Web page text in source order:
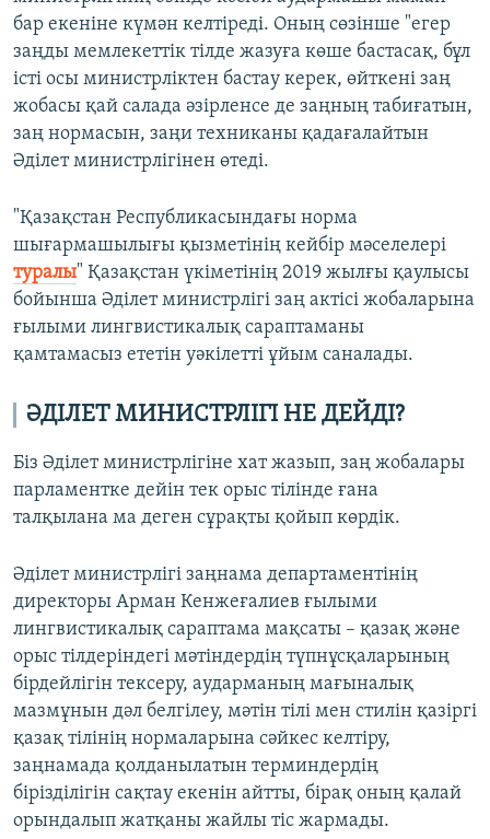
бар екеніне күмән келтіреді. Оның сөзінше "егер
заңды мемлекеттік тілде жазуға көше бастасақ, бұл
істі осы министрліктен бастау керек, өйткені заң
жобасы қай салада әзірленсе де заңның табиғатын,
заң нормасын, заңи техниканы қадағалайтын
Әділет министрлігінен өтеді.
"Қазақстан Республикасындағы норма
шығармашылығы қызметінің кейбір мәселелері
туралы" Қазақстан үкіметінің 2019 жылғы қаулысы
бойынша Әділет министрлігі заң актісі жобаларына
ғылыми лингвистикалық сараптаманы
қамтамасыз ететін уәкілетті ұйым саналады.
ӘДІЛЕТ МИНИСТРЛІГІ НЕ ДЕЙДІ?
Біз Әділет министрлігіне хат жазып, заң жобалары
парламентке дейін тек орыс тілінде ғана
талқылана ма деген сұрақты қойып көрдік.
Әділет министрлігі заңнама департаментінің
директоры Арман Кенжеғалиев ғылыми
лингвистикалық сараптама мақсаты – қазақ және
орыс тілдеріндегі мәтіндердің түпнұсқаларының
бірдейлігін тексеру, аударманың мағыналық
мазмұнын дәл белгілеу, мәтін тілі мен стилін қазіргі
қазақ тілінің нормаларына сәйкес келтіру,
заңнамада қолданылатын терминдердің
бірізділігін сақтау екенін айтты, бірақ оның қалай
орындалып жатқаны жайлы тіс жармады.